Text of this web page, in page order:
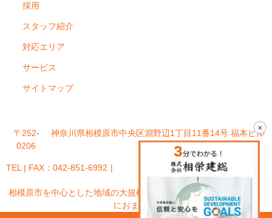
×
採用
スタッフ紹介
対応エリア
サービス
サイトマップ
〒252-
0206
神奈川県相模原市中央区淵野辺1丁目11番14号 福本ビル
101号室
TEL | FAX：042-851-6992
相模原市を中心とした地域の大規模修繕なら「株式会社相栄建総」
におまかせ!